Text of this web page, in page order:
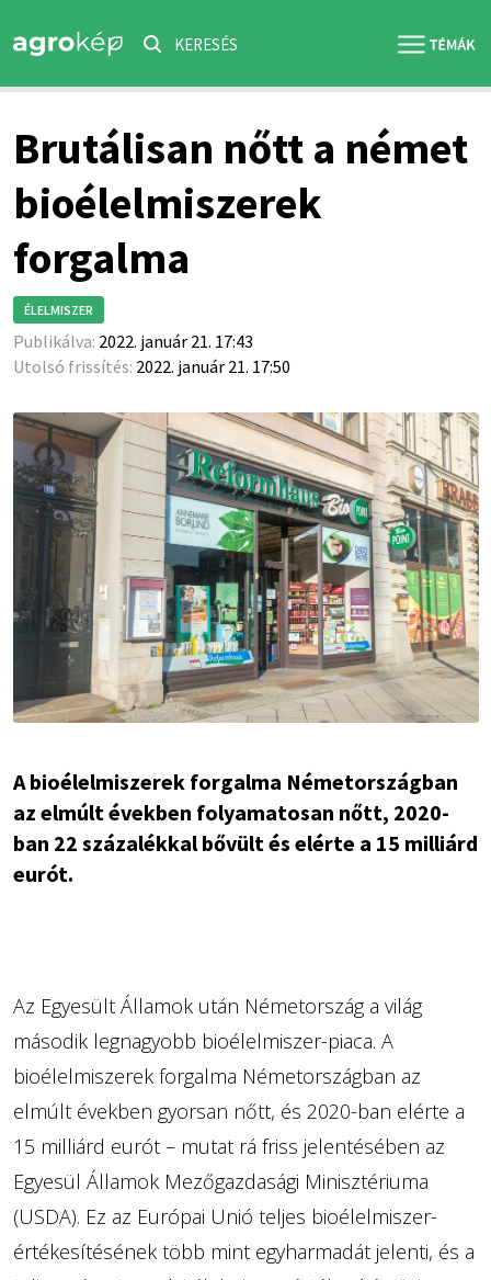
KERESÉS
Brutálisan nőtt a német
bioélelmiszerek
forgalma
ÉLELMISZER
Publikálva: 2022. január 21. 17:43
Utolsó frissítés: 2022. január 21. 17:50
A bioélelmiszerek forgalma Németországban
az elmúlt években folyamatosan nőtt, 2020-
ban 22 százalékkal bővült és elérte a 15 milliárd
eurót.
Az Egyesült Államok után Németország a világ
második legnagyobb bioélelmiszer-piaca. A
bioélelmiszerek forgalma Németországban az
elmúlt években gyorsan nőtt, és 2020-ban elérte a
15 milliárd eurót – mutat rá friss jelentésében az
Egyesül Államok Mezőgazdasági Minisztériuma
(USDA). Ez az Európai Unió teljes bioélelmiszer-
értékesítésének több mint egyharmadát jelenti, és a